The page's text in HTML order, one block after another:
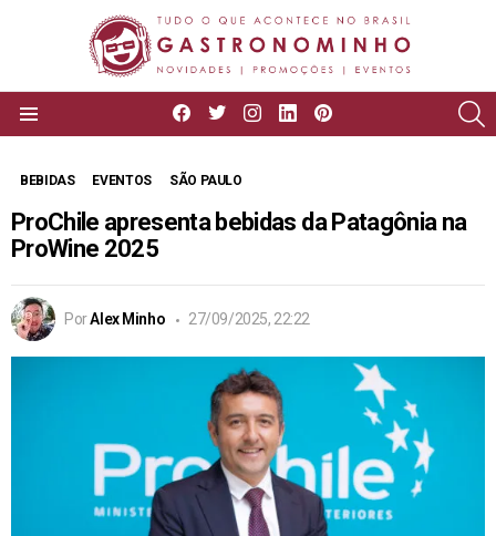
facebooktwitterinstagram
linkedin
BEBIDAS EVENTOS SÃO PAULO
ProChile apresenta bebidas da Patagônia na
ProWine 2025
PorAlex Minho 27/09/2025, 22:22